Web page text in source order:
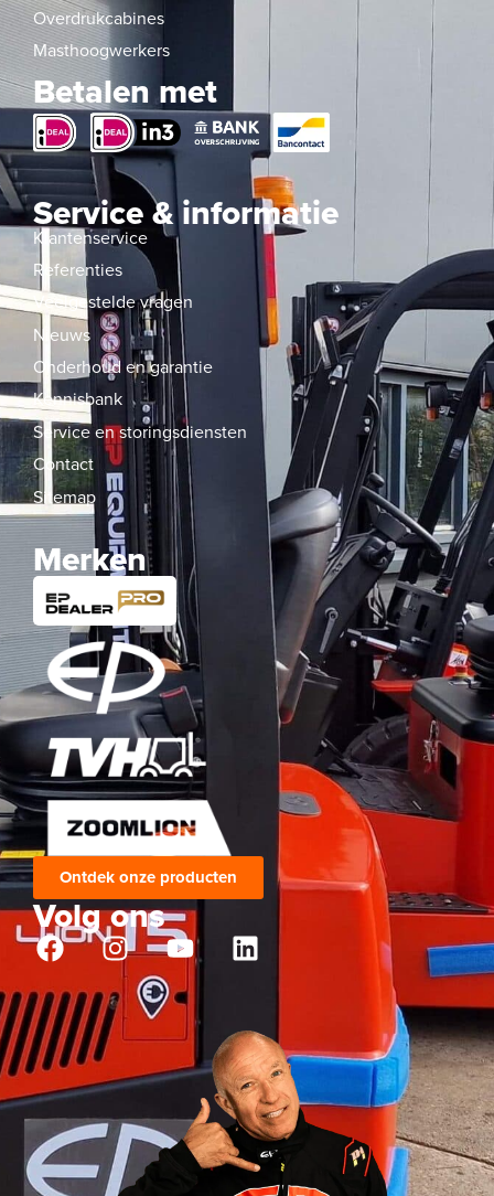
Overdrukcabines
Masthoogwerkers
Betalen met
Service & informatie
Klantenservice
Referenties
Veelgestelde vragen
Nieuws
Onderhoud en garantie
Kennisbank
Service en storingsdiensten
Contact
Sitemap
Merken
Ontdek onze producten
Volg ons